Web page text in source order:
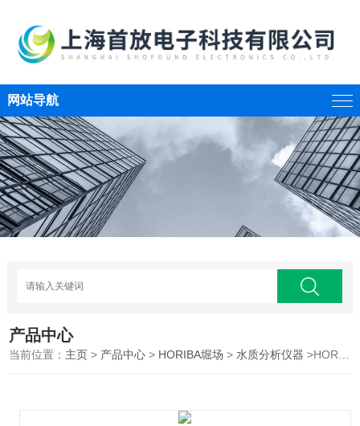
网站导航
产品中心
当前位置： 主页 > 产品中心 > HORIBA堀场 >水质分析仪器 >HORIBA堀场WQ300系列手持式水质分析仪